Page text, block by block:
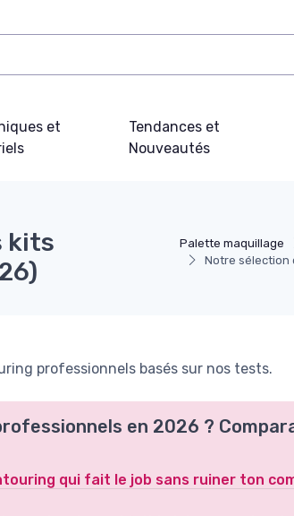
et
Tendances et
Nouveautés
Palette maquillage
Notre sélection
kits
professionnels basés sur nos tests.
en 2026 ?
qui fait le job sans ruiner ton